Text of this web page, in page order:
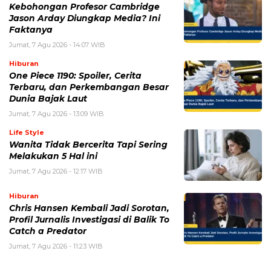
Kebohongan Profesor Cambridge
Jason Arday Diungkap Media? Ini
Faktanya
Jumat, 7 Agu 2026 - 14:07 WIB
Hiburan
One Piece 1190: Spoiler, Cerita
Terbaru, dan Perkembangan Besar
Dunia Bajak Laut
Jumat, 7 Agu 2026 - 13:09 WIB
Life Style
Wanita Tidak Bercerita Tapi Sering
Melakukan 5 Hal ini
Jumat, 7 Agu 2026 - 12:17 WIB
Hiburan
Chris Hansen Kembali Jadi Sorotan,
Profil Jurnalis Investigasi di Balik To
Catch a Predator
Jumat, 7 Agu 2026 - 11:23 WIB